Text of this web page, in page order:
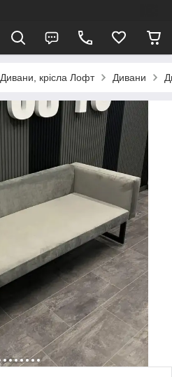
Дивани, крісла Лофт Дивани